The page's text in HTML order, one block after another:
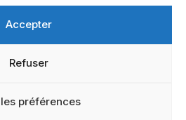
Accepter
Refuser
préférences
décrochez des rendez-vous.
les conversations et